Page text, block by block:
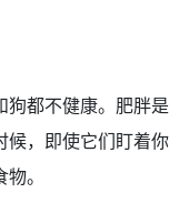
都不健康。肥胖
，即使它们盯着
。